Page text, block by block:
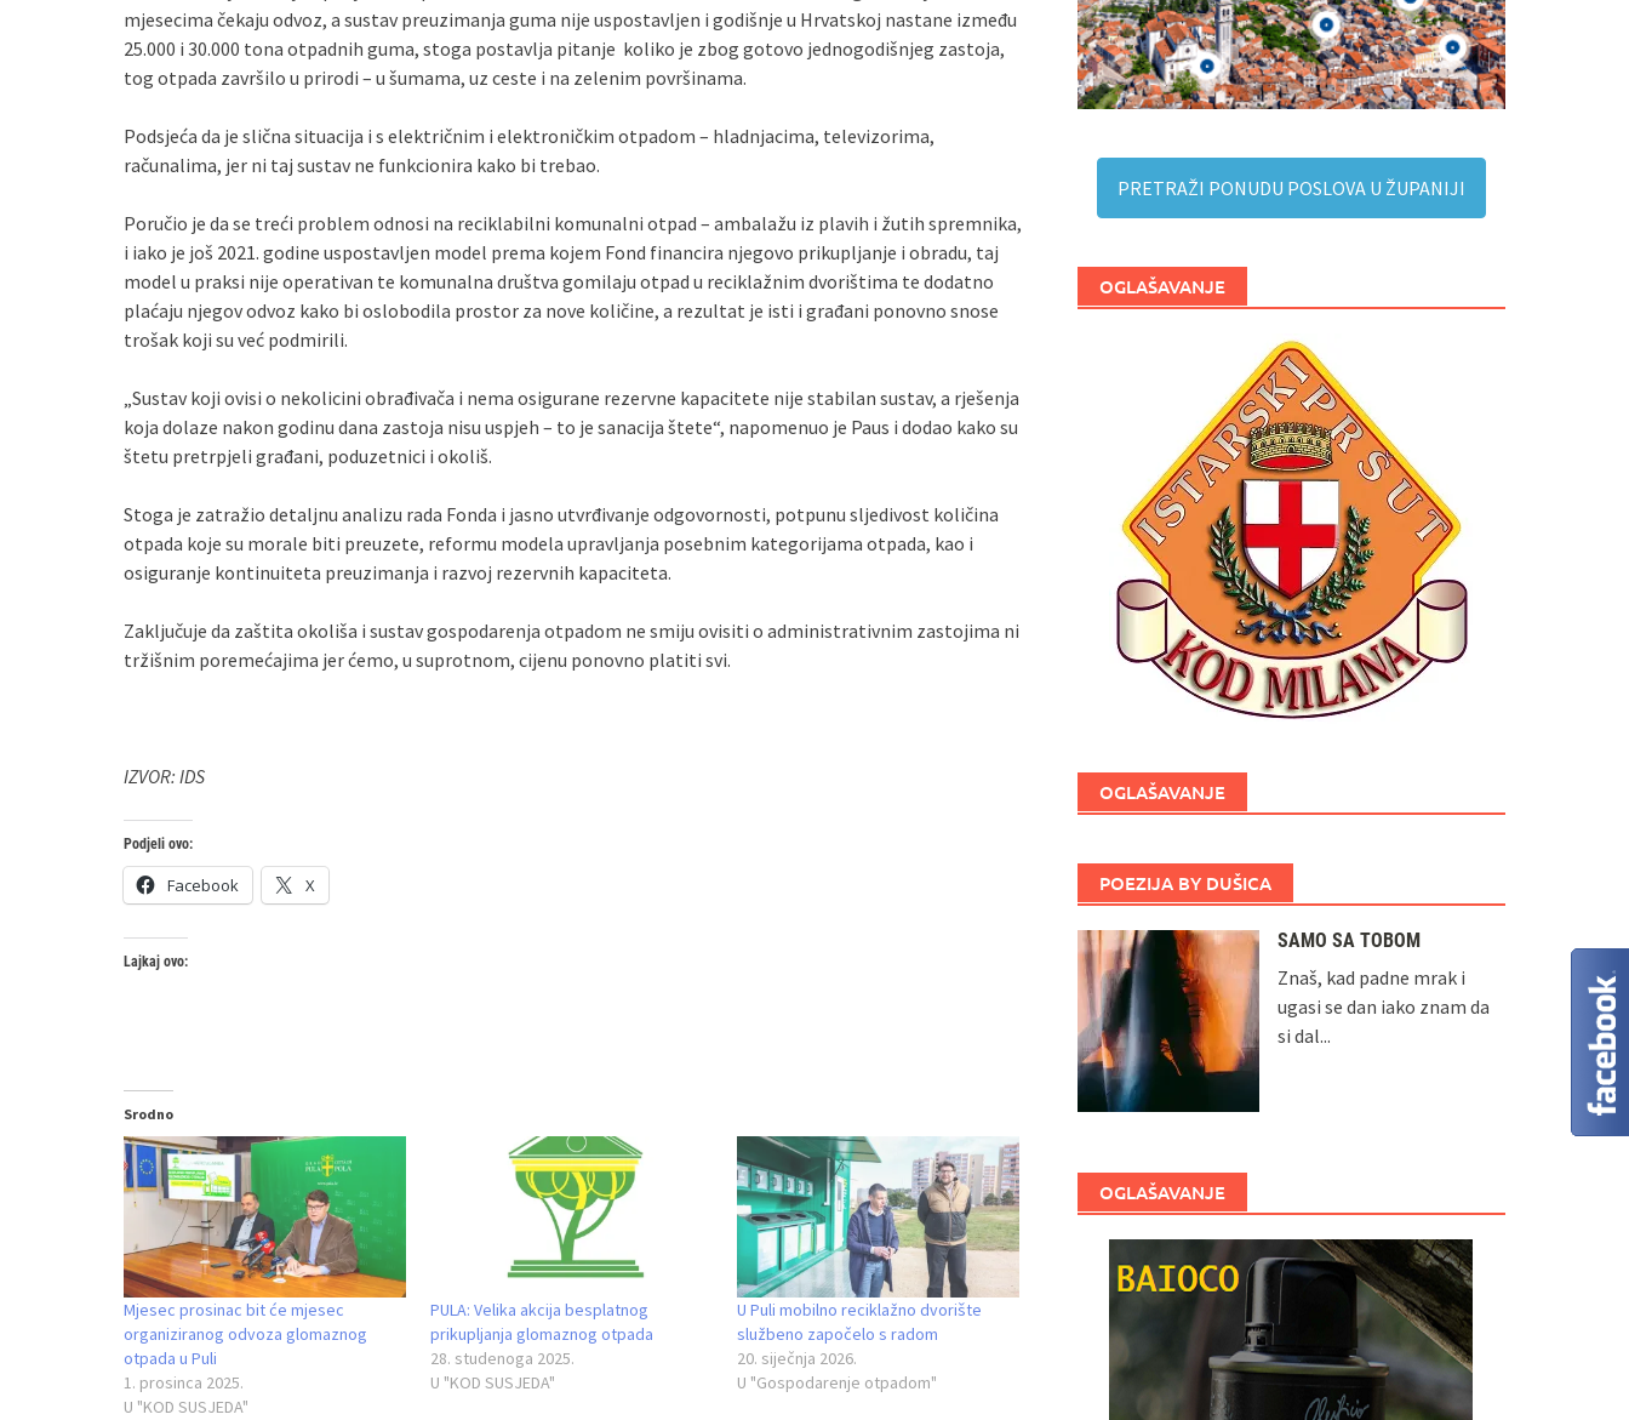
mjesecima čekaju odvoz, a sustav preuzimanja guma nije uspostavljen i godišnje u Hrvatskoj nastane između
25.000 i 30.000 tona otpadnih guma, stoga postavlja pitanje koliko je zbog gotovo jednogodišnjeg zastoja,
tog otpada završilo u prirodi – u šumama, uz ceste i na zelenim površinama.
Podsjeća da je slična situacija i s električnim i elektroničkim otpadom – hladnjacima, televizorima,
računalima, jer ni taj sustav ne funkcionira kako bi trebao.
Poručio je da se treći problem odnosi na reciklabilni komunalni otpad – ambalažu iz plavih i žutih spremnika,
i iako je još 2021. godine uspostavljen model prema kojem Fond financira njegovo prikupljanje i obradu, taj
model u praksi nije operativan te komunalna društva gomilaju otpad u reciklažnim dvorištima te dodatno
plaćaju njegov odvoz kako bi oslobodila prostor za nove količine, a rezultat je isti i građani ponovno snose
trošak koji su već podmirili.
„Sustav koji ovisi o nekolicini obrađivača i nema osigurane rezervne kapacitete nije stabilan sustav, a rješenja
koja dolaze nakon godinu dana zastoja nisu uspjeh – to je sanacija štete“, napomenuo je Paus i dodao kako su
štetu pretrpjeli građani, poduzetnici i okoliš.
Stoga je zatražio detaljnu analizu rada Fonda i jasno utvrđivanje odgovornosti, potpunu sljedivost količina
otpada koje su morale biti preuzete, reformu modela upravljanja posebnim kategorijama otpada, kao i
osiguranje kontinuiteta preuzimanja i razvoj rezervnih kapaciteta.
Zaključuje da zaštita okoliša i sustav gospodarenja otpadom ne smiju ovisiti o administrativnim zastojima ni
tržišnim poremećajima jer ćemo, u suprotnom, cijenu ponovno platiti svi.
IZVOR: IDS
Podjeli ovo:
Facebook X
Lajkaj ovo:
Srodno
Mjesec prosinac bit će mjesec
organiziranog odvoza glomaznog
otpada u Puli
1. prosinca 2025.
U "KOD SUSJEDA"
PULA: Velika akcija besplatnog
prikupljanja glomaznog otpada
28. studenoga 2025.
U "KOD SUSJEDA"
U Puli mobilno reciklažno dvorište
službeno započelo s radom
20. siječnja 2026.
U "Gospodarenje otpadom"
PRETRAŽI PONUDU POSLOVA U ŽUPANIJI
OGLAŠAVANJE
OGLAŠAVANJE
POEZIJA BY DUŠICA
SAMO SA TOBOM
Znaš, kad padne mrak i
ugasi se dan iako znam da
si dal...
OGLAŠAVANJE